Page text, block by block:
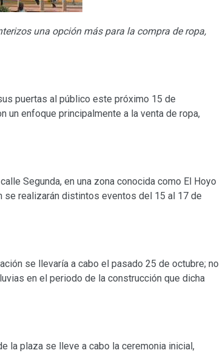
una opción más para la compra de ropa,
puertas al público este próximo 15 de
un enfoque principalmente a la venta de ropa,
Segunda, en una zona conocida como El Hoyo
se realizarán distintos eventos del 15 al 17 de
se llevaría a cabo el pasado 25 de octubre; no
en el periodo de la construcción que dicha
la plaza se lleve a cabo la ceremonia inicial,